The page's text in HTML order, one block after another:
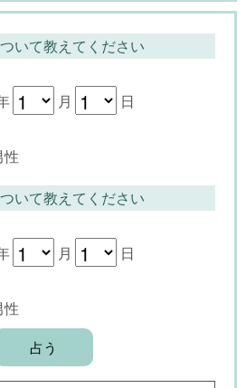
いて教えてください
月 日
性
いて教えてください
月 日
性